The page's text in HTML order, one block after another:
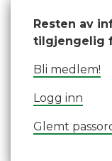
Resten av
tilgjengelig
Bli medlem!
Logg inn
Glemt